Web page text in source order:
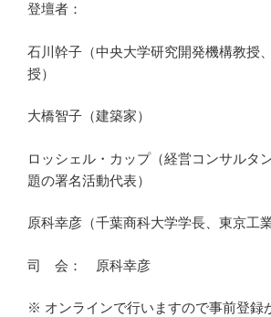
登壇者：
石川幹子（中央大学研究開発機構教授
授）
大橋智子（建築家）
ロッシェル・カップ（経営コンサルタ
題の署名活動代表）
原科幸彦（千葉商科大学学長、東京工
司 会： 原科幸彦
※ オンラインで行いますので事前登録